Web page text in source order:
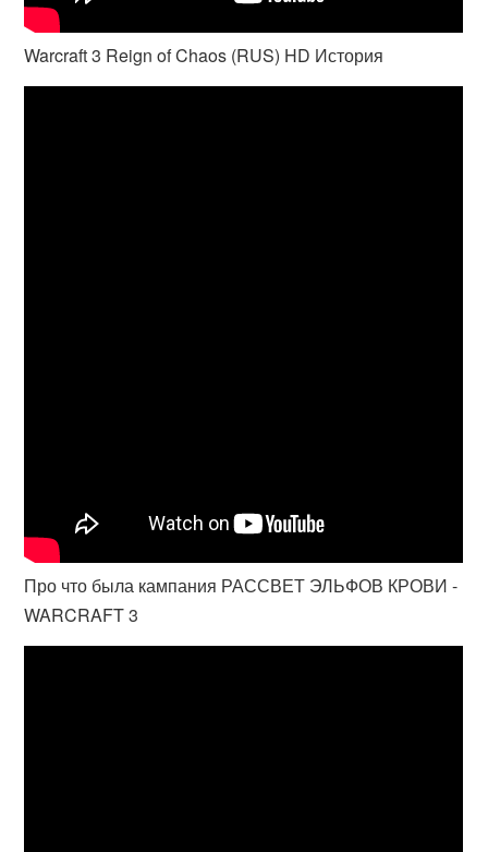
Warcraft 3 Reign of Chaos (RUS) HD История
Про что была кампания РАССВЕТ ЭЛЬФОВ КРОВИ -
WARCRAFT 3